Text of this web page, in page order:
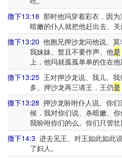
撒下13:18 那时他玛穿着彩衣．因
暗嫩的仆人就把他赶出去、关
撒下13:20 他胞兄押沙龙问他说、莫
我妹妹、暂且不要作声、他是
上．他玛就孤孤单单的住在他
撒下13:25 王对押沙龙说、我儿、
多。押沙龙再三请王．王仍是
撒下13:28 押沙龙吩咐仆人说、你
候．我对你们说、杀暗嫩、
我吩咐你们的么。你们只管壮
撒下14:3 进去见王、对王如此如此
了妇人。